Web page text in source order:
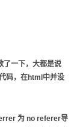
了一下，大都是说
码，在html中并没
为 no referer导